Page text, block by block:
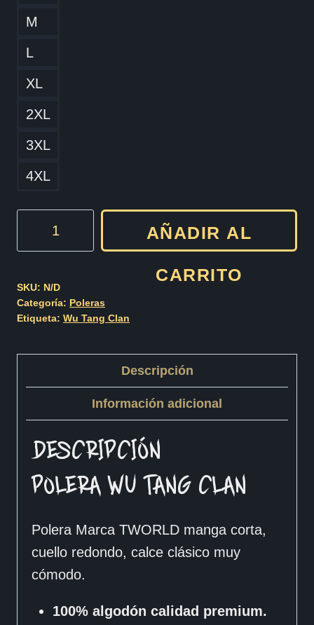
M
L
XL
2XL
3XL
4XL
Cod002
cantidad
AÑADIR AL
CARRITO
SKU: N/D
Categoría: Poleras
Etiqueta: Wu Tang Clan
Descripción
Información adicional
DESCRIPCIÓN
POLERA WU TANG CLAN
Polera Marca TWORLD manga corta,
cuello redondo, calce clásico muy
cómodo.
100% algodón calidad premium.